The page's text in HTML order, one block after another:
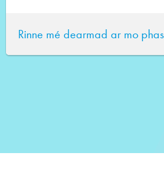
Rinne mé dearmad ar mo